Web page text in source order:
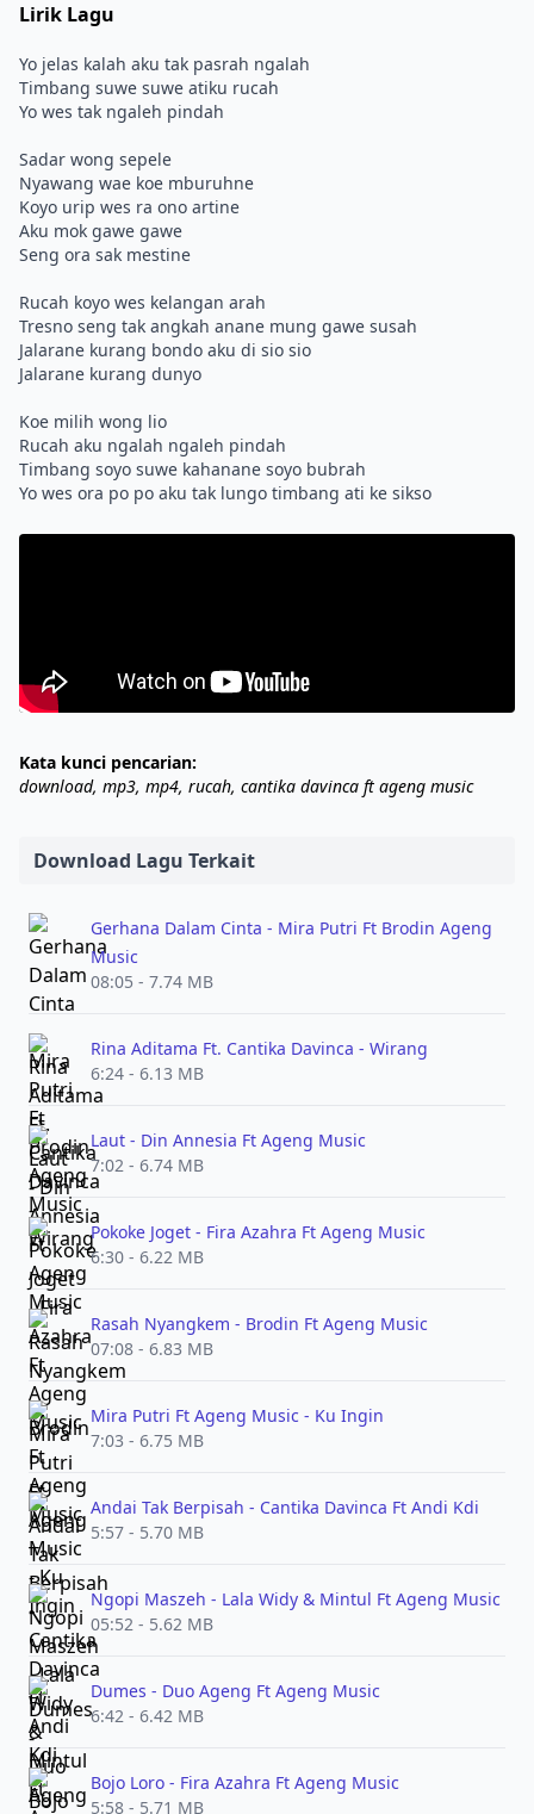
Lirik Lagu
Yo jelas kalah aku tak pasrah ngalah
Timbang suwe suwe atiku rucah
Yo wes tak ngaleh pindah
Sadar wong sepele
Nyawang wae koe mburuhne
Koyo urip wes ra ono artine
Aku mok gawe gawe
Seng ora sak mestine
Rucah koyo wes kelangan arah
Tresno seng tak angkah anane mung gawe susah
Jalarane kurang bondo aku di sio sio
Jalarane kurang dunyo
Koe milih wong lio
Rucah aku ngalah ngaleh pindah
Timbang soyo suwe kahanane soyo bubrah
Kata kunci pencarian:
download, mp3, mp4, rucah, cantika davinca ft ageng music
Download Lagu Terkait
Gerhana Dalam Cinta - Mira Putri Ft Brodin Ageng
Music
08:05 - 7.74 MB
Rina Aditama Ft. Cantika Davinca - Wirang
6:24 - 6.13 MB
Laut - Din Annesia Ft Ageng Music
7:02 - 6.74 MB
Pokoke Joget - Fira Azahra Ft Ageng Music
6:30 - 6.22 MB
Rasah Nyangkem - Brodin Ft Ageng Music
07:08 - 6.83 MB
Mira Putri Ft Ageng Music - Ku Ingin
7:03 - 6.75 MB
Andai Tak Berpisah - Cantika Davinca Ft Andi Kdi
5:57 - 5.70 MB
Ngopi Maszeh - Lala Widy & Mintul Ft Ageng Music
05:52 - 5.62 MB
Dumes - Duo Ageng Ft Ageng Music
6:42 - 6.42 MB
Bojo Loro - Fira Azahra Ft Ageng Music
5:58 - 5.71 MB